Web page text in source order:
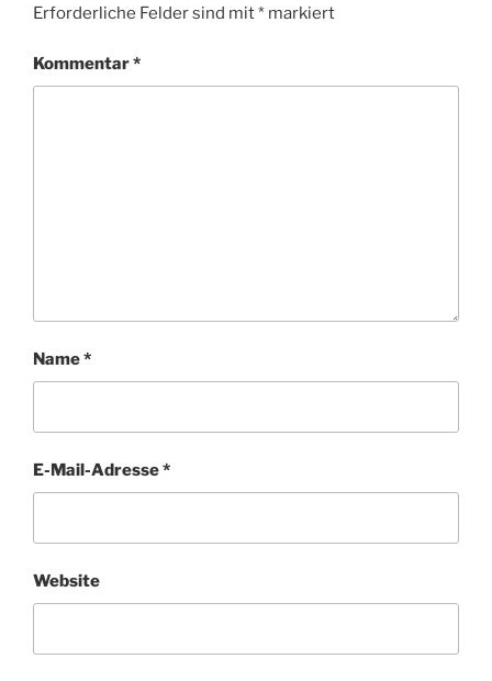
Erforderliche Felder sind mit* markiert
Kommentar*
Name*
E-Mail-Adresse*
Website